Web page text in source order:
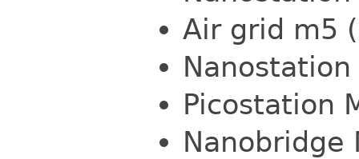
Air grid m5
Picostation